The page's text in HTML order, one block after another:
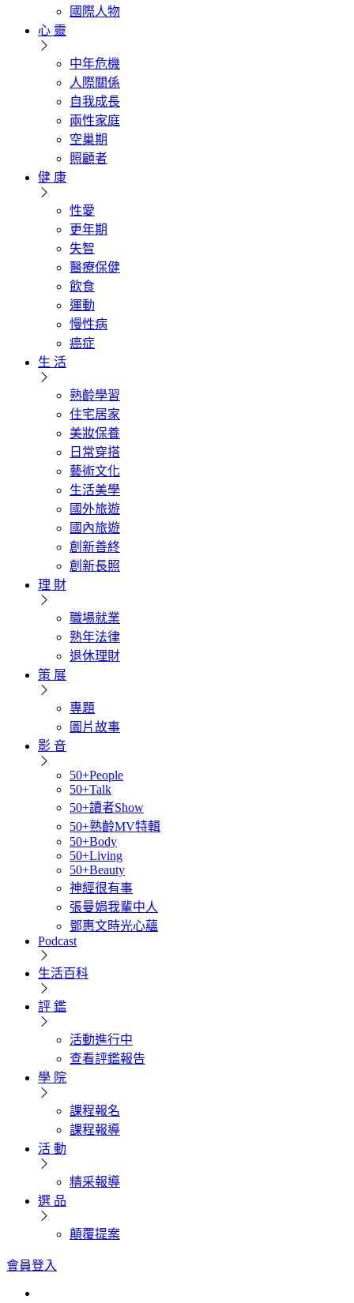
國際人物
心 靈
中年危機
人際關係
自我成長
兩性家庭
空巢期
照顧者
健 康
性愛
更年期
失智
醫療保健
飲食
運動
慢性病
癌症
生 活
熟齡學習
住宅居家
美妝保養
日常穿搭
藝術文化
生活美學
國外旅遊
國內旅遊
創新善終
創新長照
理 財
職場就業
熟年法律
退休理財
策 展
專題
圖片故事
影 音
50+People
50+Talk
50+讀者Show
50+熟齡MV特輯
50+Body
50+Living
50+Beauty
神經很有事
張曼娟我輩中人
鄧惠文時光心蘊
Podcast
生活百科
評 鑑
活動進行中
查看評鑑報告
學 院
課程報名
課程報導
活 動
精采報導
選 品
顛覆提案
會員登入